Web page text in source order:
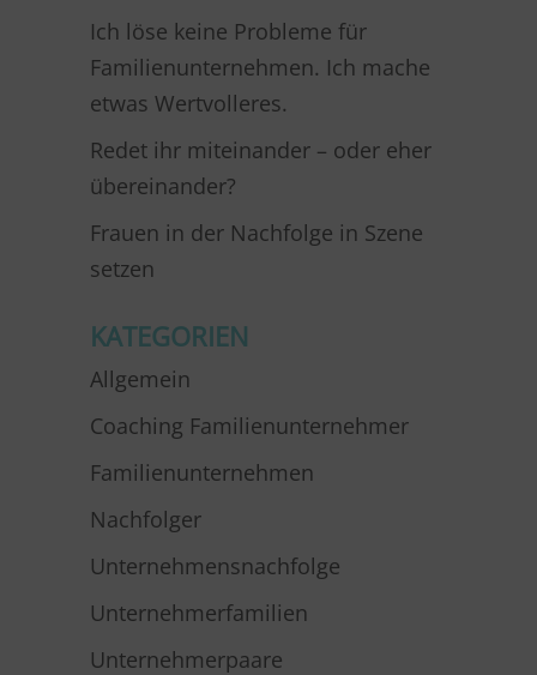
Ich löse keine Probleme für
Familienunternehmen. Ich mache
etwas Wertvolleres.
Redet ihr miteinander – oder eher
übereinander?
Frauen in der Nachfolge in Szene
setzen
KATEGORIEN
Allgemein
Coaching Familienunternehmer
Familienunternehmen
Nachfolger
Unternehmensnachfolge
Unternehmerfamilien
Unternehmerpaare